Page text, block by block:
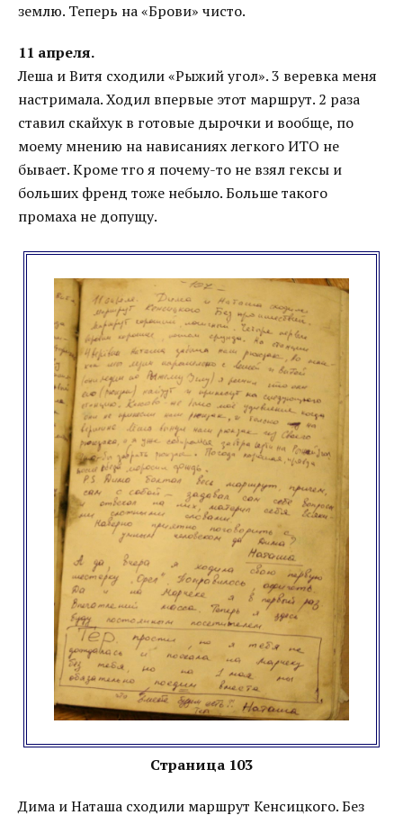
землю. Теперь на «Брови» чисто.
11 апреля.
Леша и Витя сходили «Рыжий угол». 3 веревка меня
настримала. Ходил впервые этот маршрут. 2 раза
ставил скайхук в готовые дырочки и вообще, по
моему мнению на нависаниях легкого ИТО не
бывает. Кроме тго я почему-то не взял гексы и
больших френд тоже небыло. Больше такого
промаха не допущу.
Страница 103
Дима и Наташа сходили маршрут Кенсицкого. Без